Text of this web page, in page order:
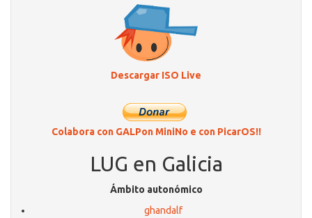
Descargar ISO Live
Colabora con GALPon MiniNo e con PicarOS!!
LUG en Galicia
Ámbito autonómico
ghandalf